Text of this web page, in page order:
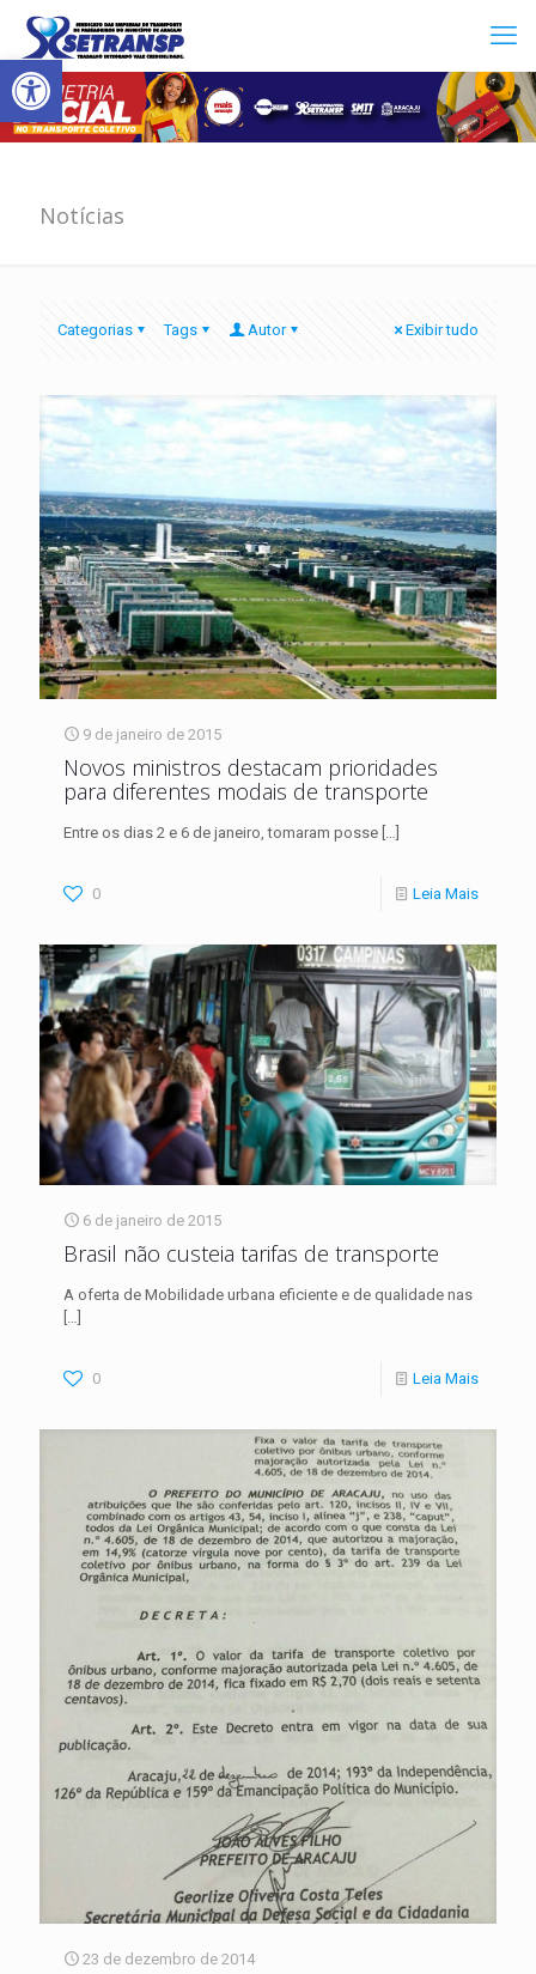
Abrir a barra de ferramentas
Notícias
Categorias Tags Autor Exibir tudo
9 de janeiro de 2015
Novos ministros destacam prioridades
para diferentes modais de transporte
Entre os dias 2 e 6 de janeiro, tomaram posse […]
0 Leia Mais
6 de janeiro de 2015
Brasil não custeia tarifas de transporte
A oferta de Mobilidade urbana eficiente e de qualidade nas
[…]
0 Leia Mais
23 de dezembro de 2014